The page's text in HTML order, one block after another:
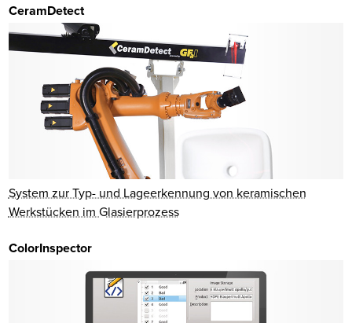
CeramDetect
System zur Typ- und Lageerkennung von keramischen
Werkstücken im Glasierprozess
ColorInspector